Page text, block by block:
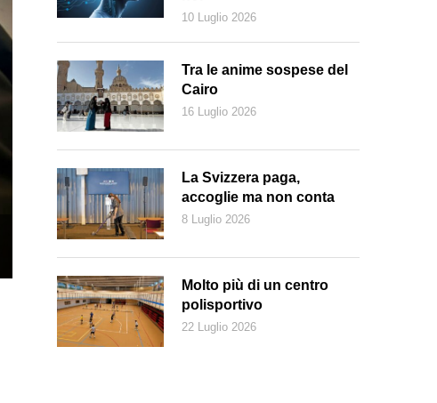
Nonostante i divieti, insegnanti e attiviste mantengono vive scuole
dal sistema ufficiale (Keystone)
10 Luglio 2026
Tra le anime sospese del
Cairo
16 Luglio 2026
La Svizzera paga,
accoglie ma non conta
8 Luglio 2026
Molto più di un centro
polisportivo
22 Luglio 2026